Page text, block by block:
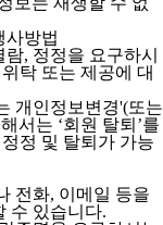
사방법
, 정정을 요구하시
탁 또는 제공에 대
개인정보변경'(또는
서는 ‘회원 탈퇴’를
정 및 탈퇴가 가능
전화, 이메일 등을
수 있습니다.